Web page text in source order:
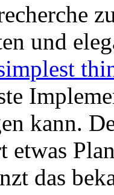
und
kann.
etwas
das